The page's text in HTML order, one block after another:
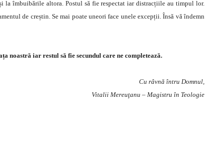
la îmbuibările altora. Postul să fie respectat iar distracțiile au timpul lor.
de creștin. Se mai poate uneori face unele excepții. Însă vă îndemn
noastră iar restul să fie secundul care ne completează.
Cu râvnă întru Domnul,
Vitalii Mereuţanu – Magistru în Teologie